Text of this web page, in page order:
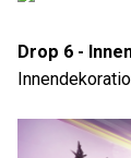
Drop 6 -